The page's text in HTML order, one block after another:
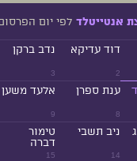
אנטייטלד לפי יום
2
דוד עדיקא
3
נדב ברקן
8
ענת ספרן
9
אלעד משען
14
ניב תשבי
15
טימור
דברה